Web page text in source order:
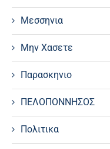
Μεσσηνια
Μην Χασετε
Παρασκηνιο
ΠΕΛΟΠΟΝΝΗΣΟΣ
Πολιτικα